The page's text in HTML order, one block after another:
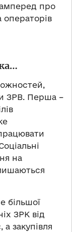
про
операторів
ЗРВ. Перша –
на
більшої
ЗРК від
закупівля